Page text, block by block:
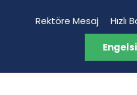
Rektöre Mesaj Hızlı